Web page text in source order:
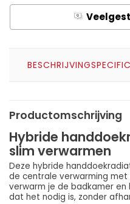
Q
BESCHRIJVING
Productomschrijving
Hybride
slim verwarmen
Deze hybride
de centrale verwarming met
verwarm je de badkamer
dat het nodig is, zonder